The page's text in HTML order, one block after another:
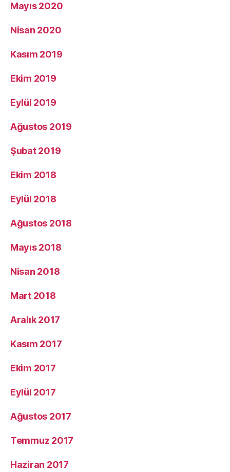
Mayıs 2020
Nisan 2020
Kasım 2019
Ekim 2019
Eylül 2019
Ağustos 2019
Şubat 2019
Ekim 2018
Eylül 2018
Ağustos 2018
Mayıs 2018
Nisan 2018
Mart 2018
Aralık 2017
Kasım 2017
Ekim 2017
Eylül 2017
Ağustos 2017
Temmuz 2017
Haziran 2017